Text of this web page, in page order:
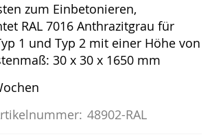
zum Einbetonieren,
RAL 7016 Anthrazitgrau für
1 und Typ 2 mit einer Höhe von
30 x 30 x 1650 mm
48902-RAL